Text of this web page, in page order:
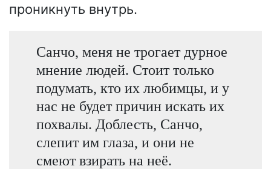
проникнуть внутрь.
Санчо, меня не трогает дурное
мнение людей. Стоит только
подумать, кто их любимцы, и у
нас не будет причин искать их
похвалы. Доблесть, Санчо,
слепит им глаза, и они не
смеют взирать на неё.